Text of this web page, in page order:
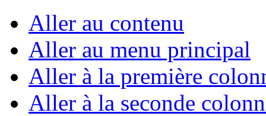
Aller au contenu
Aller au menu principal
Aller à la première
Aller à la seconde